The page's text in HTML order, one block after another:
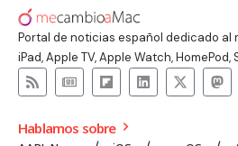
Portal de noticias español dedicado al
iPad, Apple TV, Apple Watch,
Hablamos sobre